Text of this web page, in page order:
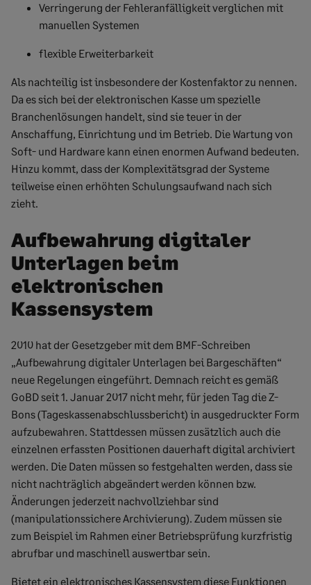
Verringerung der Fehleranfälligkeit verglichen mit
manuellen Systemen
flexible Erweiterbarkeit
Als nachteilig ist insbesondere der Kostenfaktor zu nennen.
Da es sich bei der elektronischen Kasse um spezielle
Branchenlösungen handelt, sind sie teuer in der
Anschaffung, Einrichtung und im Betrieb. Die Wartung von
Soft- und Hardware kann einen enormen Aufwand bedeuten.
Hinzu kommt, dass der Komplexitätsgrad der Systeme
teilweise einen erhöhten Schulungsaufwand nach sich
zieht.
Aufbewahrung digitaler
Unterlagen beim
elektronischen
Kassensystem
2010 hat der Gesetzgeber mit dem BMF-Schreiben
„Aufbewahrung digitaler Unterlagen bei Bargeschäften“
neue Regelungen eingeführt. Demnach reicht es gemäß
GoBD seit 1. Januar 2017 nicht mehr, für jeden Tag die Z-
Bons (Tageskassenabschlussbericht) in ausgedruckter Form
aufzubewahren. Stattdessen müssen zusätzlich auch die
einzelnen erfassten Positionen dauerhaft digital archiviert
werden. Die Daten müssen so festgehalten werden, dass sie
nicht nachträglich abgeändert werden können bzw.
Änderungen jederzeit nachvollziehbar sind
(manipulationssichere Archivierung). Zudem müssen sie
zum Beispiel im Rahmen einer Betriebsprüfung kurzfristig
abrufbar und maschinell auswertbar sein.
Bietet ein elektronisches Kassensystem diese Funktionen